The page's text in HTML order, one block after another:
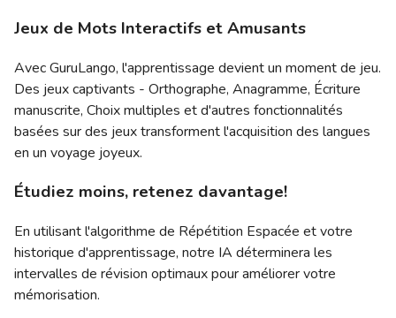
Jeux de Mots Interactifs et Amusants
Avec GuruLango, l'apprentissage devient un moment de jeu.
Des jeux captivants - Orthographe, Anagramme, Écriture
manuscrite, Choix multiples et d'autres fonctionnalités
basées sur des jeux transforment l'acquisition des langues
en un voyage joyeux.
Étudiez moins, retenez davantage!
En utilisant l'algorithme de Répétition Espacée et votre
historique d'apprentissage, notre IA déterminera les
intervalles de révision optimaux pour améliorer votre
mémorisation.